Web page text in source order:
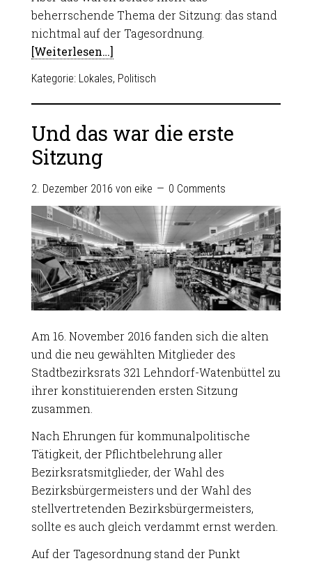
beherrschende Thema der Sitzung: das stand
nichtmal auf der Tagesordnung.
[Weiterlesen…]
Kategorie: Lokales, Politisch
Und das war die erste
Sitzung
2. Dezember 2016 von eike 0 Comments
Am 16. November 2016 fanden sich die alten
und die neu gewählten Mitglieder des
Stadtbezirksrats 321 Lehndorf-Watenbüttel zu
ihrer konstituierenden ersten Sitzung
zusammen.
Nach Ehrungen für kommunalpolitische
Tätigkeit, der Pflichtbelehrung aller
Bezirksratsmitglieder, der Wahl des
Bezirksbürgermeisters und der Wahl des
stellvertretenden Bezirksbürgermeisters,
sollte es auch gleich verdammt ernst werden.
Auf der Tagesordnung stand der Punkt